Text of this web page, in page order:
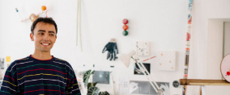
ARTISTIQUE ↓